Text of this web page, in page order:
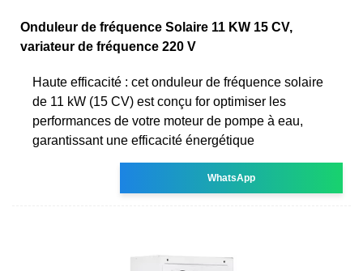
Onduleur de fréquence Solaire 11 KW 15 CV,
variateur de fréquence 220 V
Haute efficacité : cet onduleur de fréquence solaire
de 11 kW (15 CV) est conçu for optimiser les
performances de votre moteur de pompe à eau,
garantissant une efficacité énergétique
WhatsApp